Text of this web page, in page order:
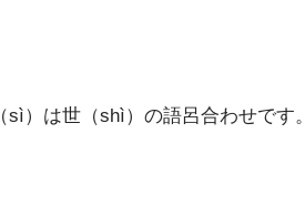
）は世（shì）の語呂合わせです。